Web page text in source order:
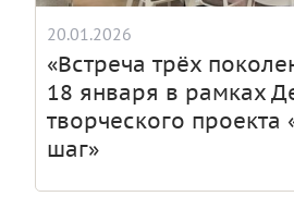
20.01.2026
«Встреча трёх
18 января в рамках
творческого проекта
шаг»